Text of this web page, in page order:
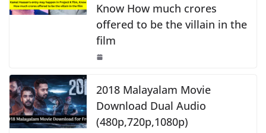
Know How much crores
offered to be the villain in the
film
2018 Malayalam Movie
Download Dual Audio
(480p,720p,1080p)